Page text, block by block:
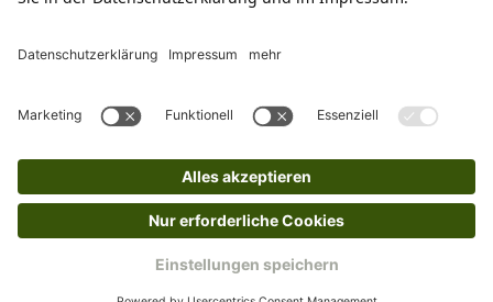
Barrierefreiheitserklärung Impressum
© 2025 Schecker GmbH | Webdesign und -entwicklung: Web Labels
Webdesign GmbH